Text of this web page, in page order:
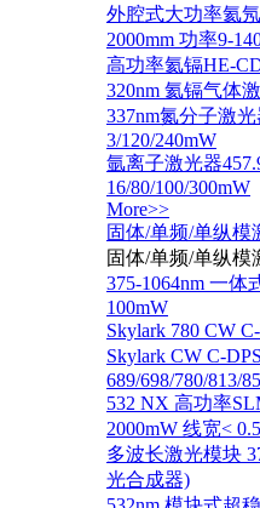
外腔式大功率氦
2000mm 功率9-
高功率氦镉HE-
320nm 氦镉气体
337nm氮分子激
3/120/240mW
氩离子激光器
16/80/100/300mW
More>>
固体/单频/单纵模
固体/单频/单纵模
375-1064nm 一
100mW
Skylark 780 CW
Skylark CW C-
689/698/780/813/
532 NX 高功率
2000mW 线宽<
多波长激光模块
光合成器)